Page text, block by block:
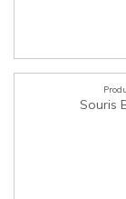
Souris
Adaptateur c.